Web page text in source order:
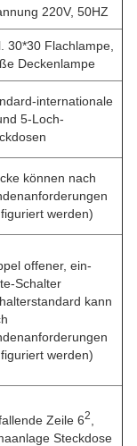
220V, 50HZ
30*30 Flachlampe,
Deckenlampe
internationale
5-Loch-
können nach
werden)
offener, ein-
Schalter
kann
werden)
Zeile 62
Steckdose